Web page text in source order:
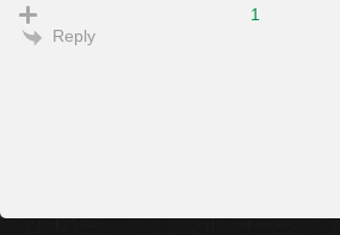
1
Reply